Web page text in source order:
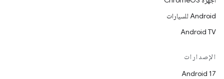
Android للسيارات
Android TV
الإصدارات
Android 17